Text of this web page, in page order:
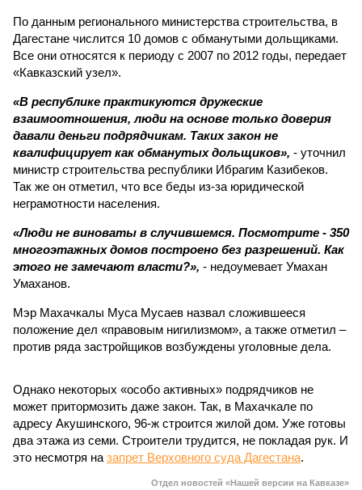
По данным регионального министерства строительства, в
Дагестане числится 10 домов с обманутыми дольщиками.
Все они относятся к периоду с 2007 по 2012 годы, передает
«Кавказский узел».
«В республике практикуются дружеские
взаимоотношения, люди на основе только доверия
давали деньги подрядчикам. Таких закон не
квалифицирует как обманутых дольщиков», - уточнил
министр строительства республики Ибрагим Казибеков.
Так же он отметил, что все беды из-за юридической
неграмотности населения.
«Люди не виноваты в случившемся. Посмотрите - 350
многоэтажных домов построено без разрешений. Как
этого не замечают власти?», - недоумевает Умахан
Умаханов.
Мэр Махачкалы Муса Мусаев назвал сложившееся
положение дел «правовым нигилизмом», а также отметил –
против ряда застройщиков возбуждены уголовные дела.
Однако некоторых «особо активных» подрядчиков не
может притормозить даже закон. Так, в Махачкале по
адресу Акушинского, 96-ж строится жилой дом. Уже готовы
два этажа из семи. Строители трудится, не покладая рук. И
это несмотря на запрет Верховного суда Дагестана.
Отдел новостей «Нашей версии на Кавказе»